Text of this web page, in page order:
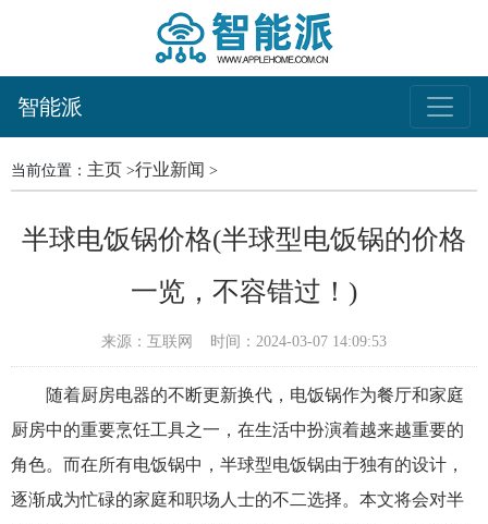
智能派
当前位置： 主页 >行业新闻 >
半球电饭锅价格(半球型电饭锅的价格
一览，不容错过！)
来源：互联网 时间：2024-03-07 14:09:53
随着厨房电器的不断更新换代，电饭锅作为餐厅和家庭
厨房中的重要烹饪工具之一，在生活中扮演着越来越重要的
角色。而在所有电饭锅中，半球型电饭锅由于独有的设计，
逐渐成为忙碌的家庭和职场人士的不二选择。本文将会对半